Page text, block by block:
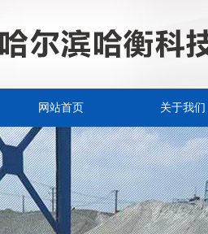
网站首页 关于我们